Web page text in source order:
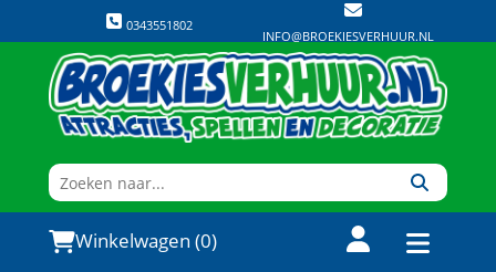
0343551802
INFO@BROEKIESVERHUUR.NL
Winkelwagen (0)